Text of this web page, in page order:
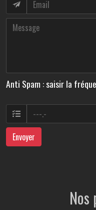
Anti Spam : saisir la
Envoyer